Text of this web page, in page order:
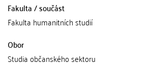
Fakulta / součást
Fakulta humanitních studií
Obor
Studia občanského sektoru